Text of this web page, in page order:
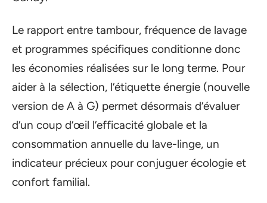
Le rapport entre tambour, fréquence de lavage
et programmes spécifiques conditionne donc
les économies réalisées sur le long terme. Pour
aider à la sélection, l’étiquette énergie (nouvelle
version de A à G) permet désormais d’évaluer
d’un coup d’œil l’efficacité globale et la
consommation annuelle du lave-linge, un
indicateur précieux pour conjuguer écologie et
confort familial.